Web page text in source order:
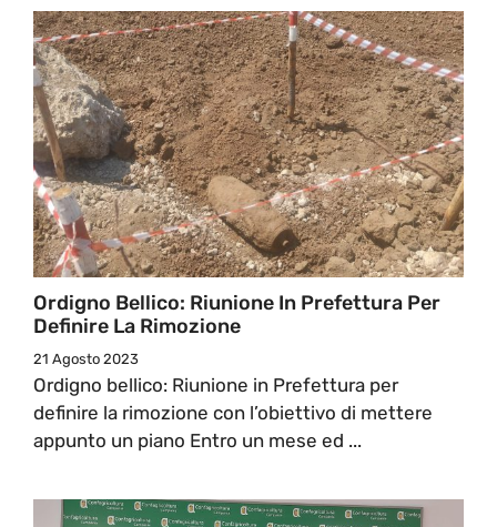
Ordigno Bellico: Riunione In Prefettura Per
Definire La Rimozione
21 Agosto 2023
Ordigno bellico: Riunione in Prefettura per
definire la rimozione con l’obiettivo di mettere
appunto un piano Entro un mese ed ...